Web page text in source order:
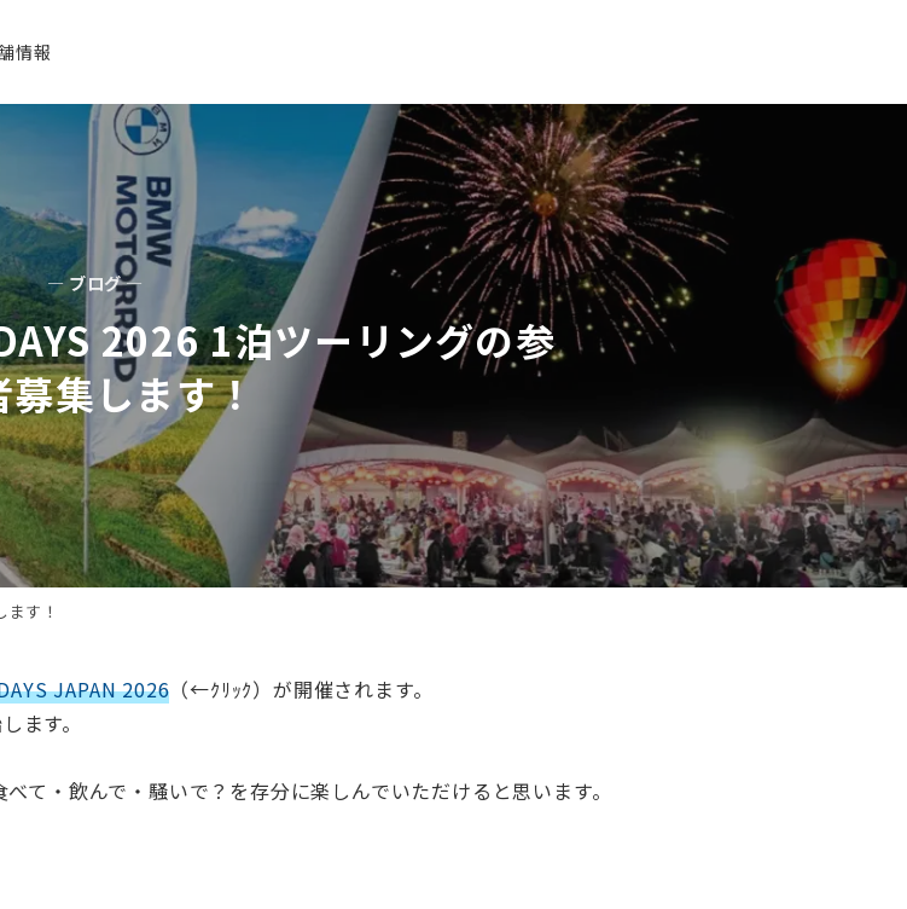
情報
— ブログ —
2026 1泊ツーリングの参
募集します！
す！
JAPAN 2026 （←ｸﾘｯｸ）が開催されます。
ます。
・飲んで・騒いで？を存分に楽しんでいただけると思います。